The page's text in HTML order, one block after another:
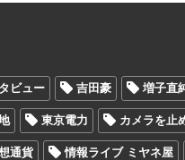
ビュー 吉田豪 増子直
東京電力 カメラを止
通貨 情報ライブ ミヤネ屋